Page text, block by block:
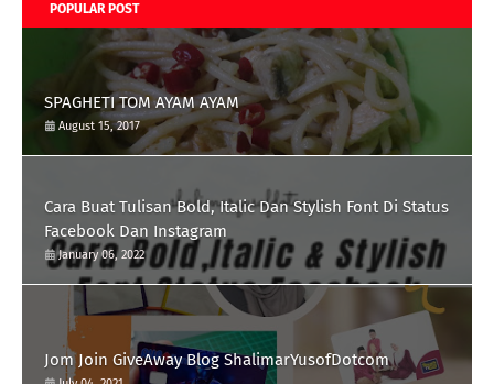
POPULAR POST
SPAGHETI TOM AYAM AYAM
August 15, 2017
Cara Buat Tulisan Bold, Italic Dan Stylish Font Di Status
Facebook Dan Instagram
January 06, 2022
Jom Join GiveAway Blog ShalimarYusofDotcom